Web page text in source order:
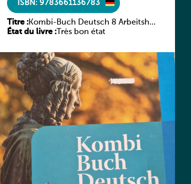
ISBN: 9783661136783
Titre :Kombi-Buch Deutsch 8 Arbeitsheft
(Neue Ausgabe Luxemburg)
État du livre : Très bon état